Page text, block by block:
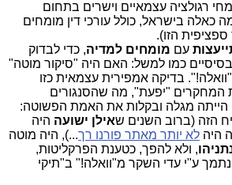
רגולציה עצמאיים וישרים בתחום
כאלה בישראל, כולל עורכי דין מומחים
הזו).
עם מומחים למדיה, כדי לבדוק
כמו למשל: האם היה "סיקור מוטה"
בדיקה אמפירית עצמאית כזו
המחקרים "יפעת", מה שהסנגורים
הייתה מגלה ובקלות את האמת הפשוטה:
הזה (ברוב השנים שאילן ישועה היה
היה לא יותר מאתר פורנו רך...), היה מוטה
, ולא להפך, כטענת הפרקליטות,
ע"י עדי השקר מ"וואלה!" ב"תיקי